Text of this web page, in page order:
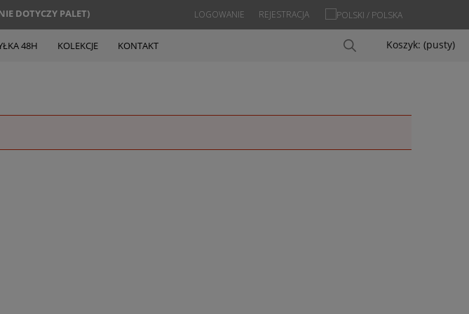
DOTYCZY PALET) REJESTRACJA
LOGOWANIE
Koszyk: (pusty)
48H KOLEKCJE KONTAKT